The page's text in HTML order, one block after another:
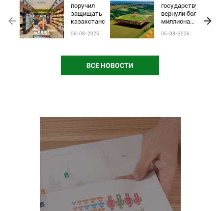
поручил
защищать
казахстанские
чёрного пиара
06-08-2026
государству
вернули более
миллиона
сельхозземель
06-08-2026
ВСЕ НОВОСТИ